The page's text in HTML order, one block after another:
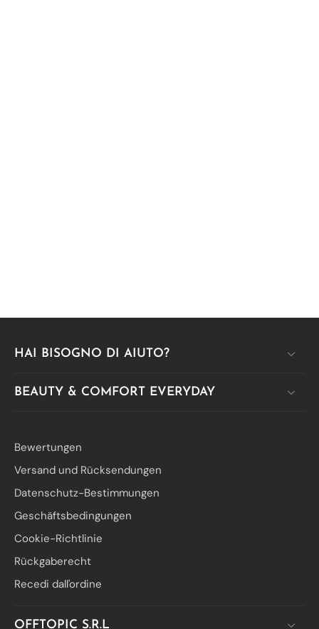
HAI BISOGNO DI AIUTO?
BEAUTY & COMFORT EVERYDAY
Bewertungen
Versand und Rücksendungen
Datenschutz-Bestimmungen
Geschäftsbedingungen
Cookie-Richtlinie
Rückgaberecht
Recedi dall'ordine
OFFTOPIC S.R.L